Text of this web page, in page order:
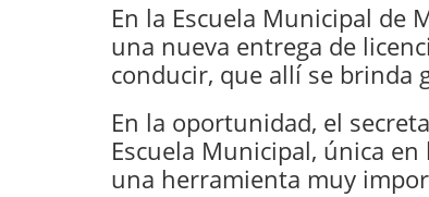
En la Escuela Municipal de
una nueva entrega de
conducir, que allí se brinda
En la oportunidad, el
Escuela Municipal, única
una herramienta muy